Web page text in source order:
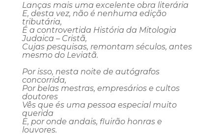
Lançasmais uma excelente obra literária
E, desta vez, não é nenhuma edição
tributária,
É a controvertida História da Mitologia
Judaica – Cristã,
Cujas pesquisas, remontam séculos, antes
mesmo do Leviatã.
Porisso, nesta noite de autógrafos
concorrida,
Porbelas mestras, empresários e cultos
doutores
Vêsque és uma pessoa especial muito
querida
E, por onde andais, fluirão honras e
louvores.